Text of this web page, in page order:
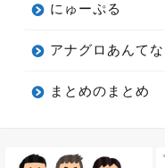
にゅーぷる
アナグロあんてな
まとめのまとめ